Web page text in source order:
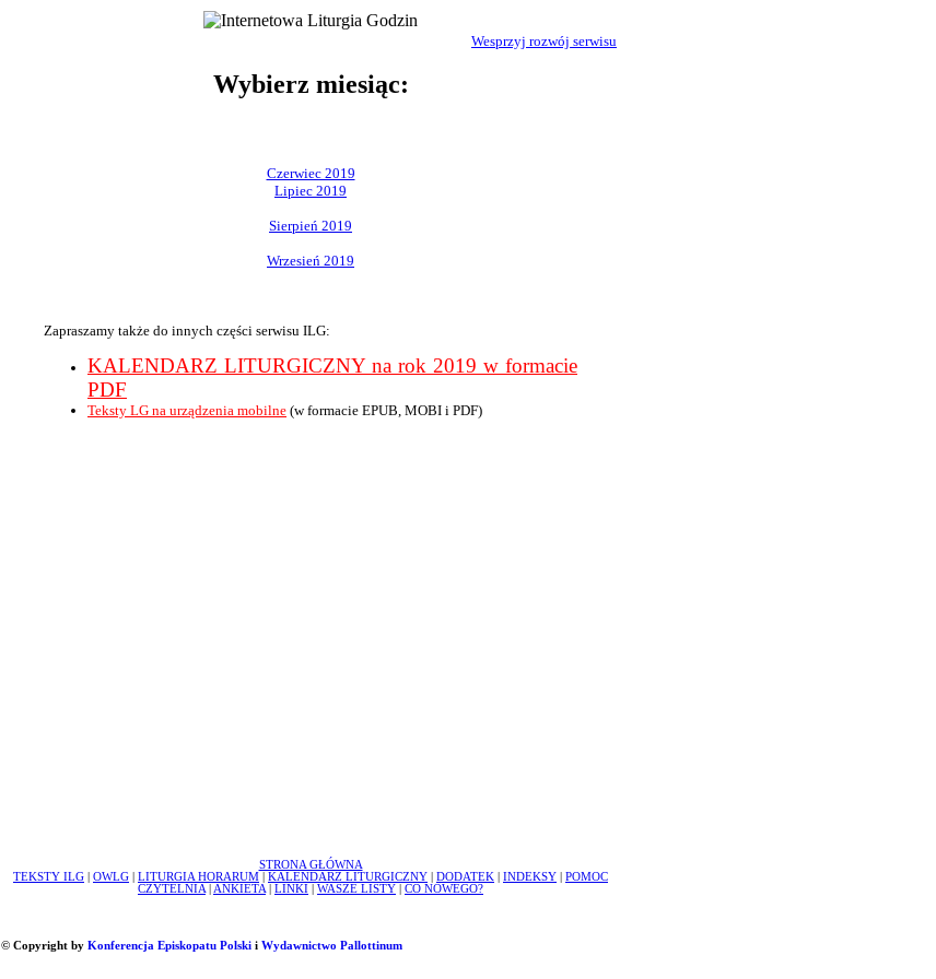
Wesprzyj rozwój serwisu
Wybierz miesiąc:
Czerwiec 2019
Lipiec 2019
Sierpień 2019
Wrzesień 2019
Zapraszamy także do innych części serwisu ILG:
KALENDARZ LITURGICZNY na rok 2019 w formacie
PDF
Teksty LG na urządzenia mobilne (w formacie EPUB, MOBI i PDF)
STRONA GŁÓWNA
TEKSTY ILG
OWLG LITURGIA HORARUM KALENDARZ LITURGICZNY DODATEK INDEKSY
POMOC
CZYTELNIA
ANKIETA LINKI WASZE LISTY CO NOWEGO?
© Copyright by Konferencja Episkopatu Polskii Wydawnictwo Pallottinum